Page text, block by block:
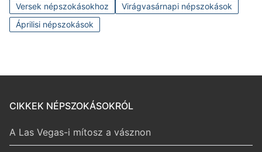
Versek népszokásokhoz
Virágvasárnapi népszokások
Áprilisi népszokások
CIKKEK NÉPSZOKÁSOKRÓL
A Las Vegas-i mítosz a vásznon